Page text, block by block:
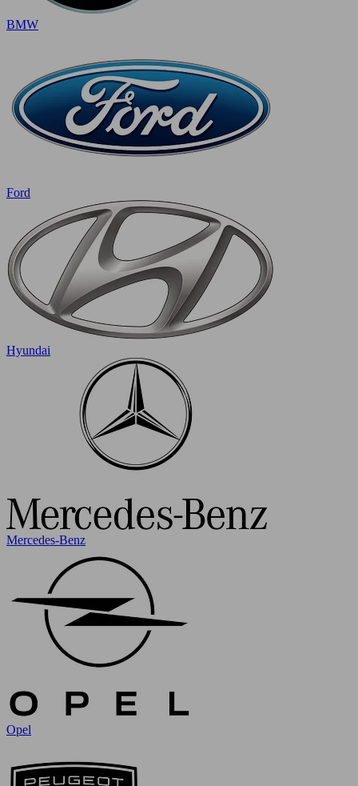
BMW
Ford
Hyundai
Mercedes-Benz
Opel